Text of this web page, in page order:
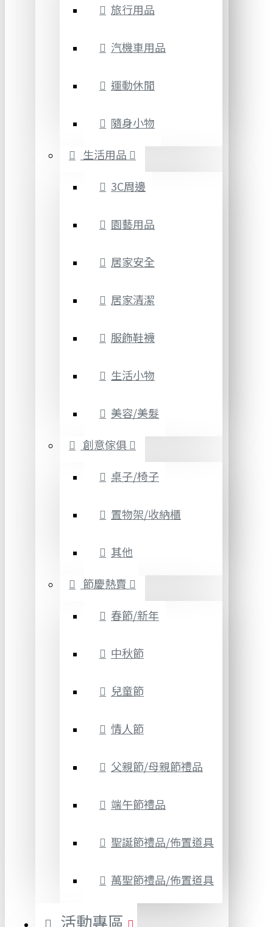
旅行用品
汽機車用品
運動休閒
隨身小物
生活用品
3C周邊
園藝用品
居家安全
居家清潔
服飾鞋襪
生活小物
美容/美髮
創意傢俱
桌子/椅子
置物架/收納櫃
其他
節慶熱賣
春節/新年
中秋節
兒童節
情人節
父親節/母親節禮品
端午節禮品
聖誕節禮品/佈置道具
萬聖節禮品/佈置道具
活動專區